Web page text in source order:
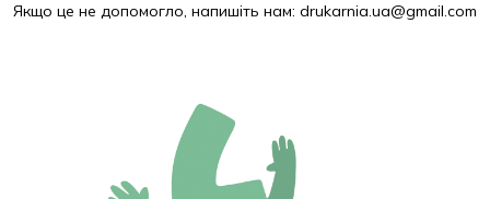
Якщо це не допомогло, напишіть нам: drukarnia.ua@gmail.com